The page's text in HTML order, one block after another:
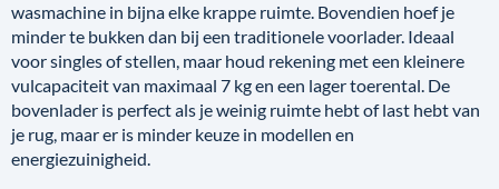
wasmachine in bijna elke krappe ruimte. Bovendien hoef je
minder te bukken dan bij een traditionele voorlader. Ideaal
voor singles of stellen, maar houd rekening met een kleinere
vulcapaciteit van maximaal 7 kg en een lager toerental. De
bovenlader is perfect als je weinig ruimte hebt of last hebt van
je rug, maar er is minder keuze in modellen en
energiezuinigheid.